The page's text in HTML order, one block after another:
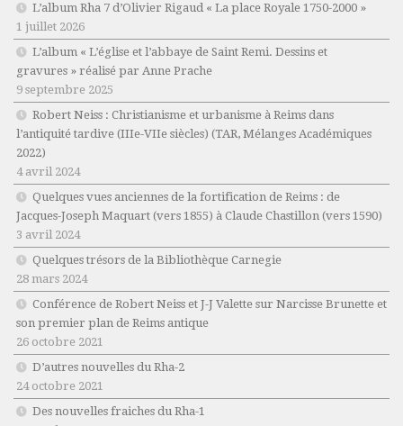
L’album Rha 7 d’Olivier Rigaud « La place Royale 1750-2000 »
1 juillet 2026
L’album « L’église et l’abbaye de Saint Remi. Dessins et
gravures » réalisé par Anne Prache
9 septembre 2025
Robert Neiss : Christianisme et urbanisme à Reims dans
l’antiquité tardive (IIIe-VIIe siècles) (TAR, Mélanges Académiques
2022)
4 avril 2024
Quelques vues anciennes de la fortification de Reims : de
Jacques-Joseph Maquart (vers 1855) à Claude Chastillon (vers 1590)
3 avril 2024
Quelques trésors de la Bibliothèque Carnegie
28 mars 2024
Conférence de Robert Neiss et J-J Valette sur Narcisse Brunette et
son premier plan de Reims antique
26 octobre 2021
D’autres nouvelles du Rha-2
24 octobre 2021
Des nouvelles fraiches du Rha-1